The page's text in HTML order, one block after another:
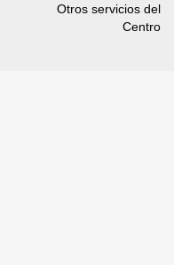
Otros servicios del
Centro